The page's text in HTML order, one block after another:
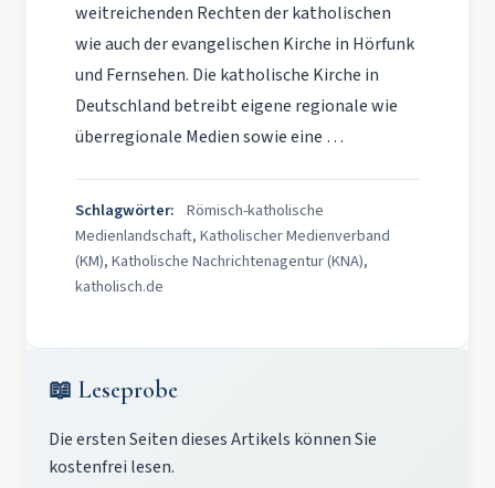
weitreichenden Rechten der katholischen
wie auch der evangelischen Kirche in Hörfunk
und Fernsehen. Die katholische Kirche in
Deutschland betreibt eigene regionale wie
überregionale Medien sowie eine …
Schlagwörter: Römisch-katholische
Medienlandschaft, Katholischer Medienverband
(KM), Katholische Nachrichtenagentur (KNA),
katholisch.de
📖 Leseprobe
Die ersten Seiten dieses Artikels können Sie
kostenfrei lesen.